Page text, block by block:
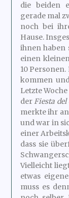
die beiden
gerade mal
noch bei
Hause.
ihnen haben
einen
10
kommen
Letzte
derFiesta
merkte ihr
und war in
einer
dass sie
Vielleicht
etwas
muss es